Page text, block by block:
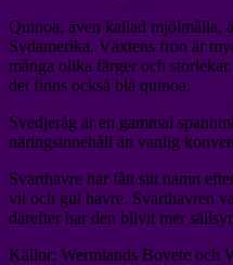
Quinoa, även kallad mjölmålla,
Sydamerika. Växtens frön är
många olika färger och
det finns också blå quinoa.
Svedjeråg är en gammal
näringsinnehåll än vanlig
Svarthavre har fått sitt namn
vit och gul havre. Svarthavren
därefter har den blivit mer
Källor: Wermlands Bovete och